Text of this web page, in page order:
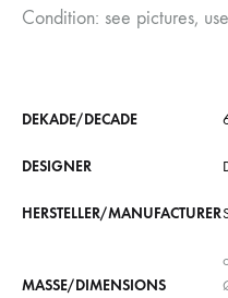
Condition: see pictures,
DEKADE/DECADE
DESIGNER
HERSTELLER/MANUFACTURER
MASSE/DIMENSIONS